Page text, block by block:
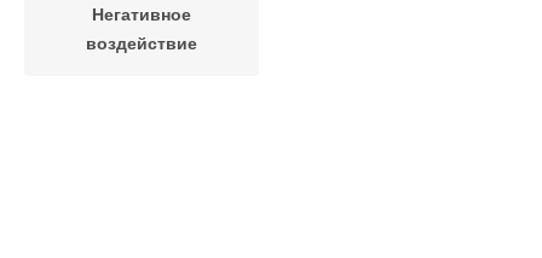
Негативное
воздействие